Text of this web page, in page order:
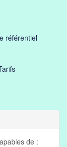
référentiel
de :